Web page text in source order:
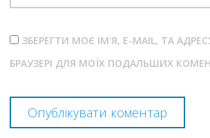
ЗБЕРЕГТИ МОЄ ІМ'Я, E-MAIL, ТА
БРАУЗЕРІ ДЛЯ МОЇХ ПОДАЛЬШИХ